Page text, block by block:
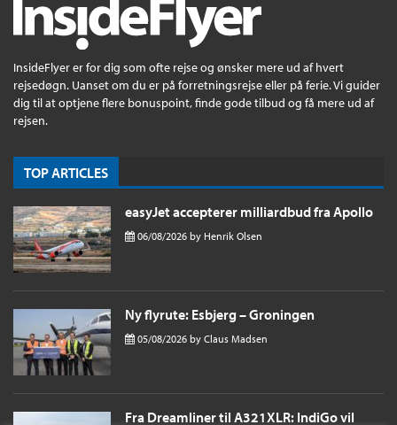
InsideFlyer er for dig som ofte rejse og ønsker mere ud af hvert
rejsedøgn. Uanset om du er på forretningsrejse eller på ferie. Vi guider
dig til at optjene flere bonuspoint, finde gode tilbud og få mere ud af
rejsen.
TOP ARTICLES
easyJet accepterer milliardbud fra Apollo
06/08/2026 by Henrik Olsen
Ny flyrute: Esbjerg – Groningen
05/08/2026 by Claus Madsen
Fra Dreamliner til A321XLR: IndiGo vil